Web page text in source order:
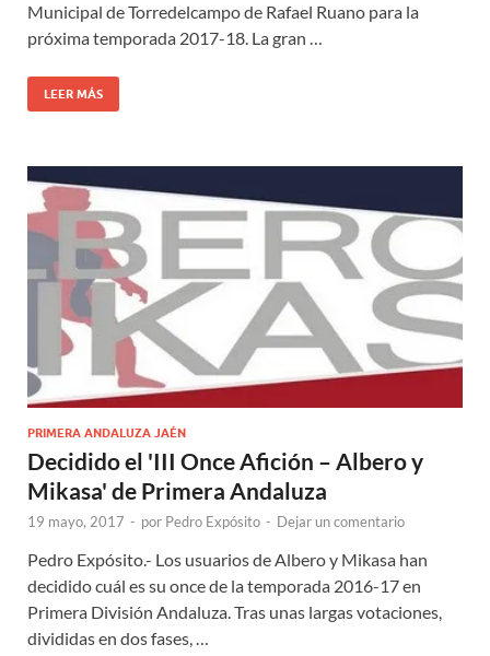
Municipal de Torredelcampo de Rafael Ruano para la
próxima temporada 2017-18. La gran …
LEER MÁS
PRIMERA ANDALUZA JAÉN
Decidido el 'III Once Afición – Albero y
Mikasa' de Primera Andaluza
19 mayo, 2017 - por Pedro Expósito - Dejar un comentario
Pedro Expósito.- Los usuarios de Albero y Mikasa han
decidido cuál es su once de la temporada 2016-17 en
Primera División Andaluza. Tras unas largas votaciones,
divididas en dos fases, …